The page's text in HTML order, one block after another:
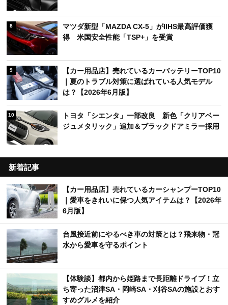
8
マツダ新型「MAZDA CX-5」がIIHS最高評価獲
得 米国安全性能「TSP+」を受賞
9
【カー用品店】売れているカーバッテリーTOP10
｜夏のトラブル対策に選ばれている人気モデル
は？【2026年6月版】
10
トヨタ「シエンタ」一部改良 新色「クリアベー
ジュメタリック」追加＆ブラックドアミラー採用
新着記事
【カー用品店】売れているカーシャンプーTOP10
｜愛車をきれいに保つ人気アイテムは？【2026年
6月版】
台風接近前にやるべき車の対策とは？飛来物・冠
水から愛車を守るポイント
【体験談】都内から姫路まで長距離ドライブ！立
ち寄った沼津SA・岡崎SA・刈谷SAの施設とおす
すめグルメを紹介